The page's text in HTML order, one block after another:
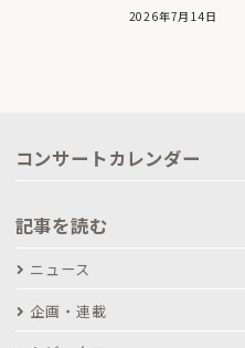
2026年7月14日
コンサートカレンダー
記事を読む
ニュース
企画・連載